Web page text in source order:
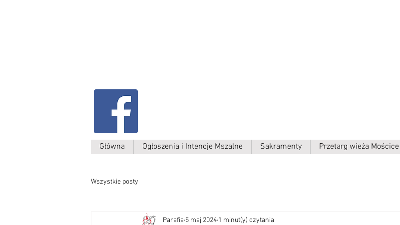
Główna Ogłoszenia i Intencje Mszalne Sakramenty Przetarg wieża Mościce
Wszystkie posty
Parafia 5 maj 2024 1 minut(y) czytania